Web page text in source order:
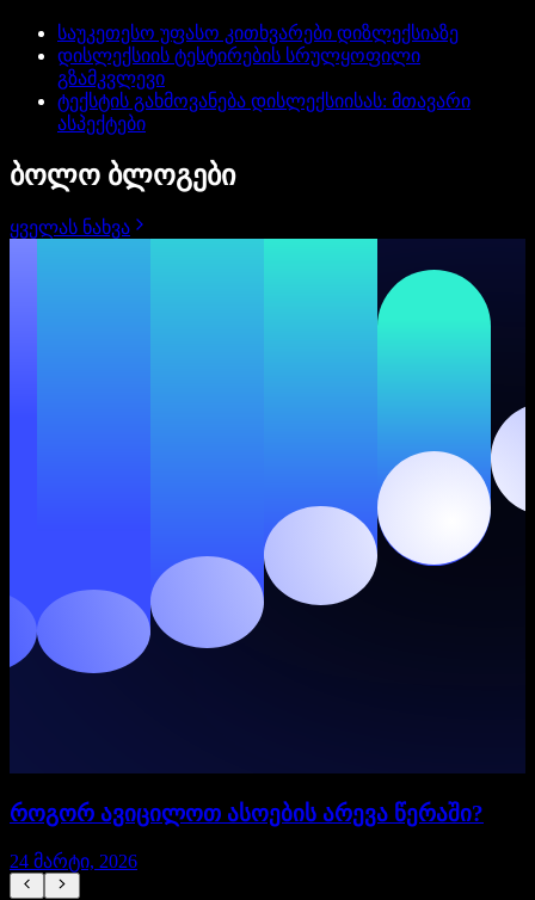
საუკეთესო უფასო კითხვარები დიზლექსიაზე
დისლექსიის ტესტირების სრულყოფილი
გზამკვლევი
ტექსტის გახმოვანება დისლექსიისას: მთავარი
ასპექტები
ბოლო ბლოგები
ყველას ნახვა
როგორ ავიცილოთ ასოების არევა წერაში?
24 მარტი, 2026